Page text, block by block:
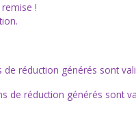
!
réduction générés sont
de réduction générés sont